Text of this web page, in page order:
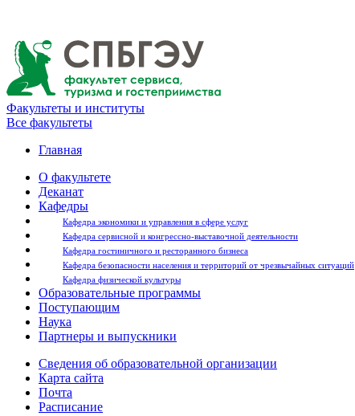
Факультеты и институты
Все факультеты
Главная
О факультете
Деканат
Кафедры
Кафедра экономики и управления в сфере услуг
Кафедра сервисной и конгрессно-выставочной деятельности
Кафедра гостиничного и ресторанного бизнеса
Кафедра безопасности населения и территорий от чрезвычайных ситуаций
Кафедра физической культуры
Образовательные программы
Поступающим
Наука
Партнеры и выпускники
Сведения об образовательной организации
Карта сайта
Почта
Расписание